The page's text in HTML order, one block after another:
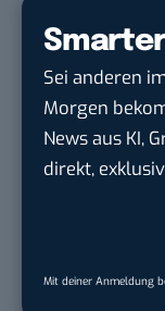
Sei anderen
Morgen
News aus KI,
direkt,
Mit deiner Anmeldung
Volocopter-
Flughafen
Youtube-
„fliegendes
Braucht
geht? Über